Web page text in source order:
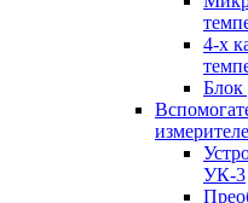
4-х
Блок
УК-3